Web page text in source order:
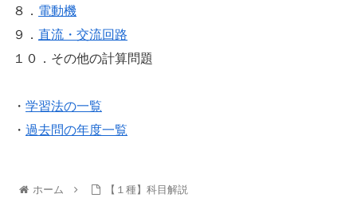
８． 電動機
９． 直流・交流回路
１０．その他の計算問題
・ 学習法の一覧
・ 過去問の年度一覧
ホーム 【１種】科目解説